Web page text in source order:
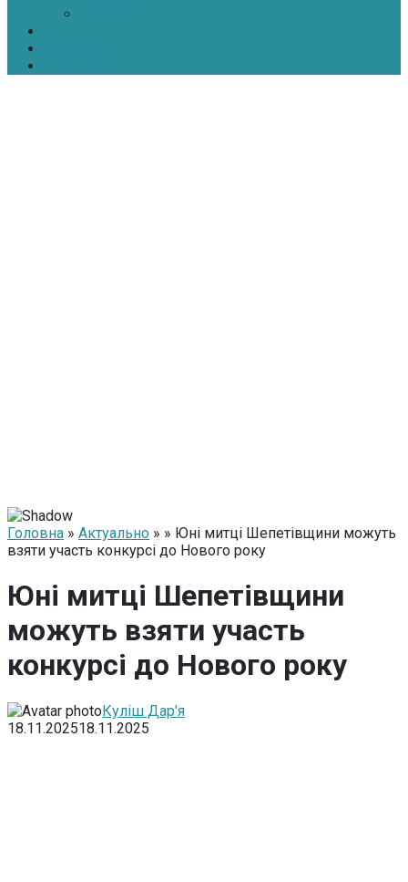
Головна » Актуально » » Юні митці Шепетівщини можуть
взяти участь конкурсі до Нового року
Юні митці Шепетівщини
можуть взяти участь
конкурсі до Нового року
Куліш Дар'я
18.11.202518.11.2025